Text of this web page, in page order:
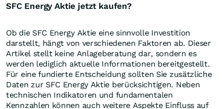
SFC Energy Aktie jetzt kaufen?
Ob die SFC Energy Aktie eine sinnvolle Investition
darstellt, hängt von verschiedenen Faktoren ab. Dieser
Artikel stellt keine Anlageberatung dar, sondern es
werden lediglich aktuelle Informationen bereitgestellt.
Für eine fundierte Entscheidung sollten Sie zusätzliche
Daten zur SFC Energy Aktie berücksichtigen. Neben
technischen Indikatoren und fundamentalen
Kennzahlen können auch weitere Aspekte Einfluss auf